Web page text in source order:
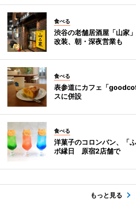
食べる
渋谷の老舗居酒屋「山家
改装、朝・深夜営業も
食べる
表参道にカフェ「
スに併設
食べる
洋菓子のコロンバン、「
ボ縁日 原宿2店舗で
もっと見る